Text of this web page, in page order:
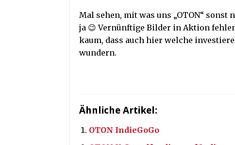
Mal sehen, mit was uns „OTON“
ja 😉 Vernünftige Bilder in Aktion
kaum, dass auch hier welche
wundern.
Ähnliche Artikel:
OTON IndieGoGo